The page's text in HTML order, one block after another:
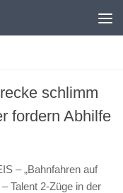
schlimm
fordern Abhilfe
– „Bahnfahren auf
Talent 2-Züge in der